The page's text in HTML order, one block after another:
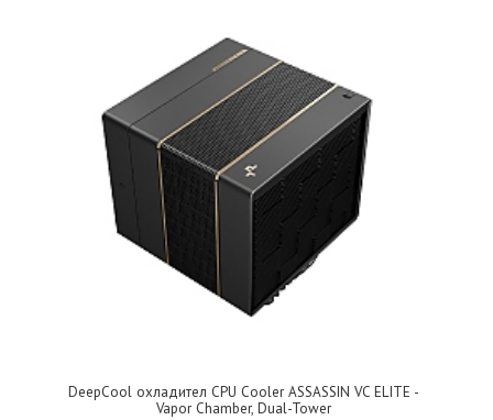
DeepCool охладител CPU Cooler ASSASSIN VC ELITE -
Vapor Chamber, Dual-Tower